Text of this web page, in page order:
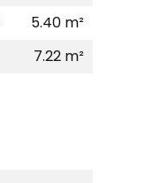
5.40 m²
7.22 m²